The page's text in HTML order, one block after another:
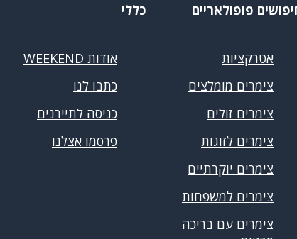
פופולאריים
אטרקציות
צימרים מומלצים
צימרים זולים
צימרים לזוגות
צימרים יוקרתיים
צימרים למשפחות
צימרים עם בריכה
כללי
אודות WEEKEND
כתבו לנו
כניסה לתיירנים
פרסמו אצלנו